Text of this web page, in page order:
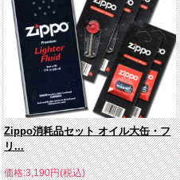
Zippo消耗品セット オイル大缶・フ
リ...
価格:3,190円(税込)